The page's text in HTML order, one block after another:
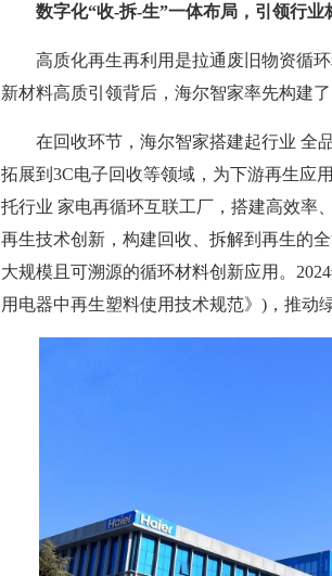
数字化“收-拆-生”一体布局，引领行业
高质化再生再利用是拉通废旧物资循环
新材料高质引领背后，海尔智家率先构建
在回收环节，海尔智家搭建起行业 全
拓展到3C电子回收等领域，为下游再生应
托行业 家电再循环互联工厂，搭建高效率
再生技术创新，构建回收、拆解到再生的
大规模且可溯源的循环材料创新应用。
用电器中再生塑料使用技术规范》)，推动